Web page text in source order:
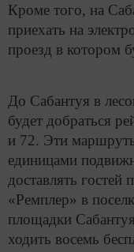
Кроме того, на
приехать на
проезд в котором
До Сабантуя в
будет добраться
и 72. Эти
единицами
доставлять гостей
«Ремплер» в
площадки
ходить восемь